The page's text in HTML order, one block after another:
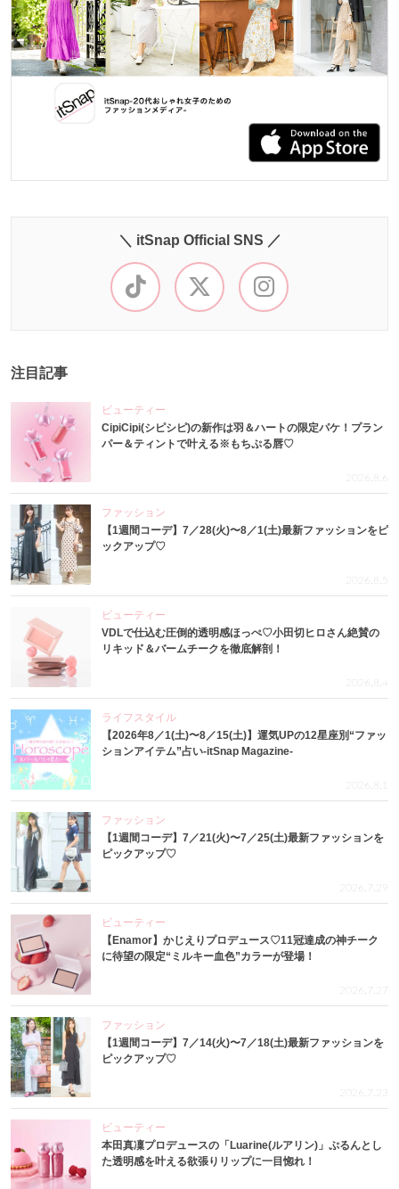
＼ itSnap Official SNS ／
注目記事
ビューティー
CipiCipi(シピシピ)の新作は羽＆ハートの限定パケ！プラン
パー＆ティントで叶える※もちぷる唇♡
2026.8.6
ファッション
【1週間コーデ】7／28(火)〜8／1(土)最新ファッションをピ
ックアップ♡
2026.8.5
ビューティー
VDLで仕込む圧倒的透明感ほっぺ♡小田切ヒロさん絶賛の
リキッド＆バームチークを徹底解剖！
2026.8.4
ライフスタイル
【2026年8／1(土)〜8／15(土)】運気UPの12星座別“ファッ
ションアイテム”占い-itSnap Magazine-
2026.8.1
ファッション
【1週間コーデ】7／21(火)〜7／25(土)最新ファッションを
ピックアップ♡
2026.7.29
ビューティー
【Enamor】かじえりプロデュース♡11冠達成の神チーク
に待望の限定“ミルキー血色”カラーが登場！
2026.7.27
ファッション
【1週間コーデ】7／14(火)〜7／18(土)最新ファッションを
ピックアップ♡
2026.7.23
ビューティー
本田真凜プロデュースの「Luarine(ルアリン)」ぷるんとし
た透明感を叶える欲張りリップに一目惚れ！